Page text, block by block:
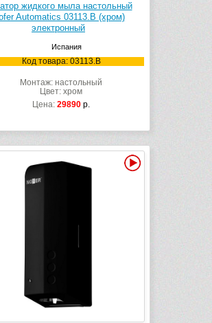
жидкого мыла настольный
Automatics 03113.B (хром)
электронный
Испания
Код товара: 03113.B
Монтаж: настольный
Цвет: хром
Цена: 29890 р.